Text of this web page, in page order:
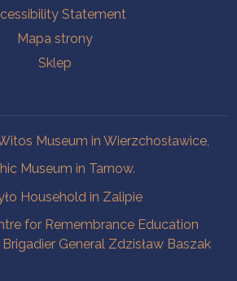
Statement
Mapa strony
Sklep
Museum in Wierzchosławice,
Museum in Tarnow.
Household in Zalipie
for Remembrance Education
General Zdzisław Baszak